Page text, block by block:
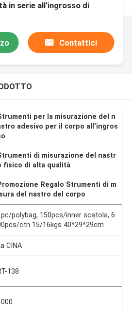
in serie all'ingrosso di
Platic Tab For Promotion
Contattici
per la misurazione del n
adesivo per il corpo all'ingros
di misurazione del nastr
fisico di alta qualità
Regalo Strumenti di m
del nastro del corpo
polybag, 150pcs/inner scatola, 6
ctn 15/16kgs 40*29*29cm
CINA
138